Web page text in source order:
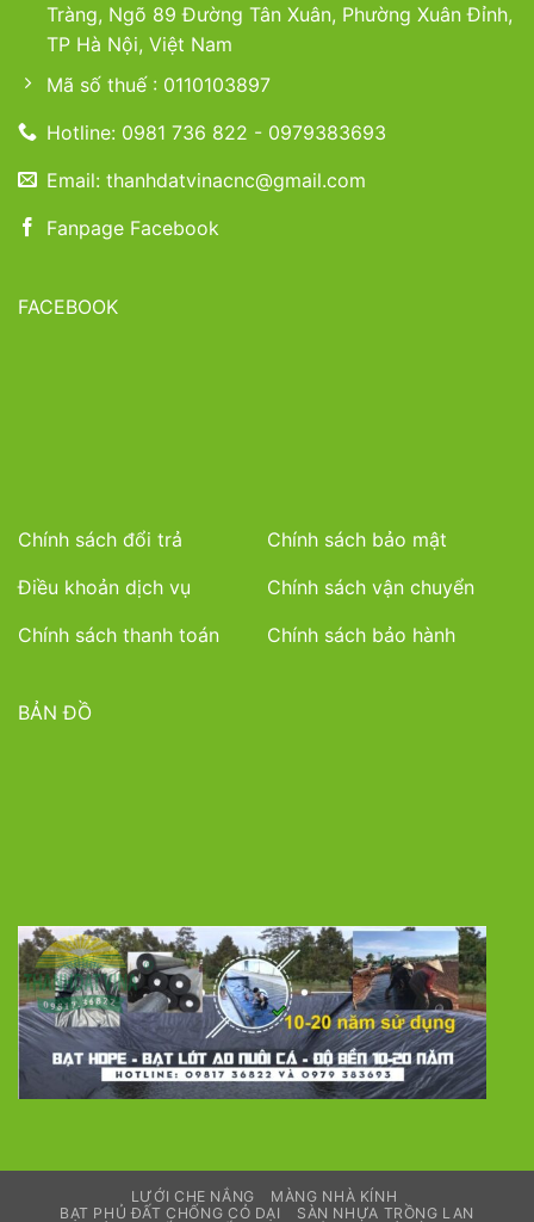
Tràng, Ngõ 89 Đường Tân Xuân, Phường Xuân Đỉnh,
TP Hà Nội, Việt Nam
Mã số thuế : 0110103897
Hotline: 0981 736 822 - 0979383693
Email: thanhdatvinacnc@gmail.com
Fanpage Facebook
FACEBOOK
Chính sách đổi trả
Chính sách bảo mật
Điều khoản dịch vụ
Chính sách vận chuyển
Chính sách thanh toán
Chính sách bảo hành
BẢN ĐỒ
LƯỚI CHE NẮNG
MÀNG NHÀ KÍNH
BẠT PHỦ ĐẤT CHỐNG CỎ DẠI
SÀN NHỰA TRỒNG LAN